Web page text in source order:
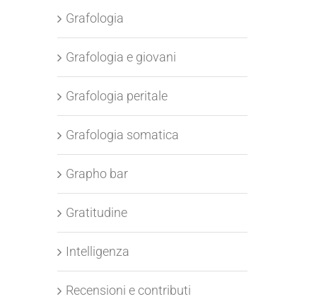
Grafologia
Grafologia e giovani
Grafologia peritale
Grafologia somatica
Grapho bar
Gratitudine
Intelligenza
Recensioni e contributi